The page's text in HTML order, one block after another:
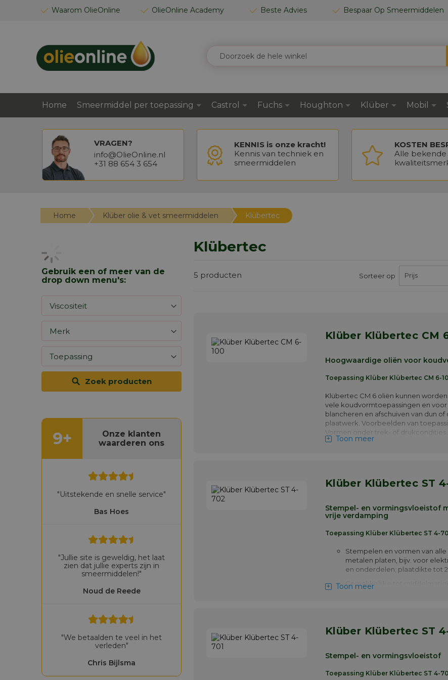
Waarom OlieOnline OlieOnline Academy Beste Advies Bespaar Op Smeermiddelen
GA
ZOEK
Home Smeermiddel per toepassing Castrol Fuchs Houghton Klüber Mobil
VRAGEN?
info@OlieOnline.nl
+31 88 654 3 654
KENNIS is onze kracht!
Kennis van techniek en
smeermiddelen
KOSTEN
Alle bekende
Home Klüber olie & vet smeermiddelen Klübertec
Klübertec
5 producten Sorteer op
Klüber Klübertec CM
Hoogwaardige oliën voor
Toepassing Klüber Klübertec CM 6-
Klübertec CM 6 oliën kunnen
vele koudvormtoepassingen en voor
blancheren en afschuiven van dun of
plaatwerk. Voorbeelden van
Vormen onder trek- of drukcondities
of dieptrekken; Vormen onder
Meer info
Toon meer
Klüber Klübertec ST
Stempel- en vormingsvloeistof
vrije verdamping
Toepassing Klüber Klübertec ST 4-
Stempelen en vormen van
metalen platen, bijv. voor
en onderdelen; plaatdikte tot
Gemakkelijke tot middelmatige
non-ferrometalen; staalsoorten
bijvoorbeeld vaten en
Meer info
Toon meer
Klüber Klübertec ST
Stempel- en vormingsvloeistof
Toepassing Klüber Klübertec ST 4-
Gebruik een of meer van de
drop down menu's:
Zoek producten
9+
Onze klanten
waarderen ons
Bas Hoes
"Uitstekende en snelle service"
Noud de Reede
"Jullie site is geweldig, het laat
zien dat jullie experts zijn in
smeermiddelen!"
Chris Bijlsma
"We betaalden te veel in het
verleden"